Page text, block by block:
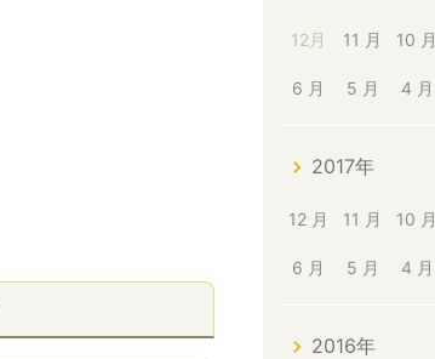
12月 11 月 10 月
6 月 5 月 4 月
2017年
12 月 11 月 10 月
6 月 5 月 4 月
2016年